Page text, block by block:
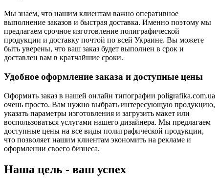
Мы знаем, что нашим клиентам важно оперативное
выполнение заказов и быстрая доставка. Именно поэтому мы
предлагаем срочное изготовление полиграфической
продукции и доставку почтой по всей Украине. Вы можете
быть уверены, что ваш заказ будет выполнен в срок и
доставлен вам в кратчайшие сроки.
Удобное оформление заказа и доступные цены
Оформить заказ в нашей онлайн типографии poligrafika.com.ua
очень просто. Вам нужно выбрать интересующую продукцию,
указать параметры изготовления и загрузить макет или
воспользоваться услугами нашего дизайнера. Мы предлагаем
доступные цены на все виды полиграфической продукции,
что позволяет нашим клиентам экономить на рекламе и
оформлении своего бизнеса.
Наша цель - ваш успех